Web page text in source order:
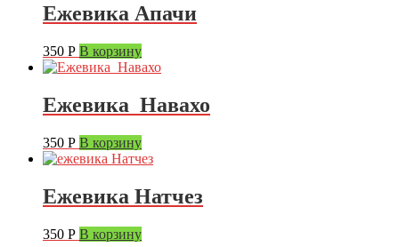
Ежевика Апачи
350 Р В корзину
Ежевика Навахо
350 Р В корзину
Ежевика Натчез
350 Р В корзину